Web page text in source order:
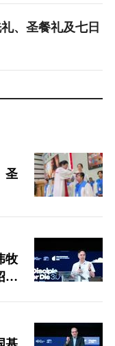
、圣餐礼及七日
圣
牧
福